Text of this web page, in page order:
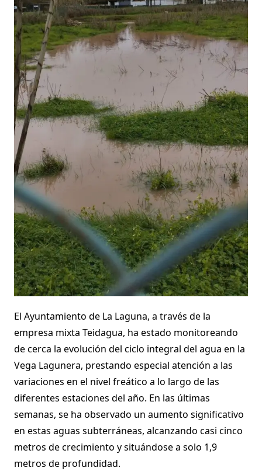
El Ayuntamiento de La Laguna, a través de la
empresa mixta Teidagua, ha estado monitoreando
de cerca la evolución del ciclo integral del agua en la
Vega Lagunera, prestando especial atención a las
variaciones en el nivel freático a lo largo de las
diferentes estaciones del año. En las últimas
semanas, se ha observado un aumento significativo
en estas aguas subterráneas, alcanzando casi cinco
metros de crecimiento y situándose a solo 1,9
metros de profundidad.